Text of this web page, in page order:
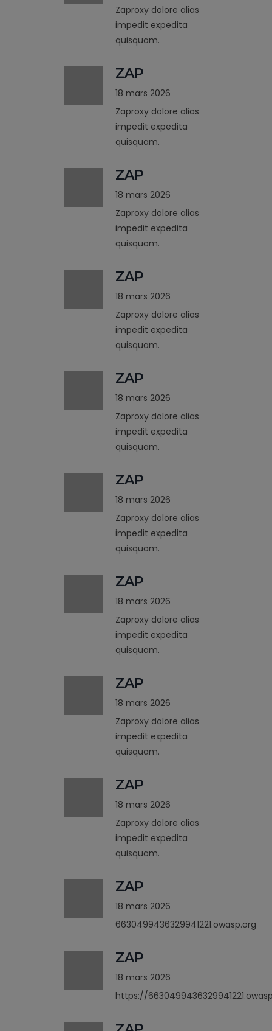
Zaproxy dolore alias
impedit expedita
quisquam.
ZAP
18 mars 2026
Zaproxy dolore alias
impedit expedita
quisquam.
ZAP
18 mars 2026
Zaproxy dolore alias
impedit expedita
quisquam.
ZAP
18 mars 2026
Zaproxy dolore alias
impedit expedita
quisquam.
ZAP
18 mars 2026
Zaproxy dolore alias
impedit expedita
quisquam.
ZAP
18 mars 2026
Zaproxy dolore alias
impedit expedita
quisquam.
ZAP
18 mars 2026
Zaproxy dolore alias
impedit expedita
quisquam.
ZAP
18 mars 2026
Zaproxy dolore alias
impedit expedita
quisquam.
ZAP
18 mars 2026
Zaproxy dolore alias
impedit expedita
quisquam.
ZAP
18 mars 2026
6630499436329941221.owasp.org
ZAP
18 mars 2026
https://